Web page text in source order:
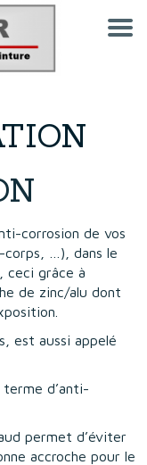
corrosion de vos
…), dans le
ceci grâce à
de zinc/alu dont
est aussi appelé
d’anti-
permet d’éviter
accroche pour le